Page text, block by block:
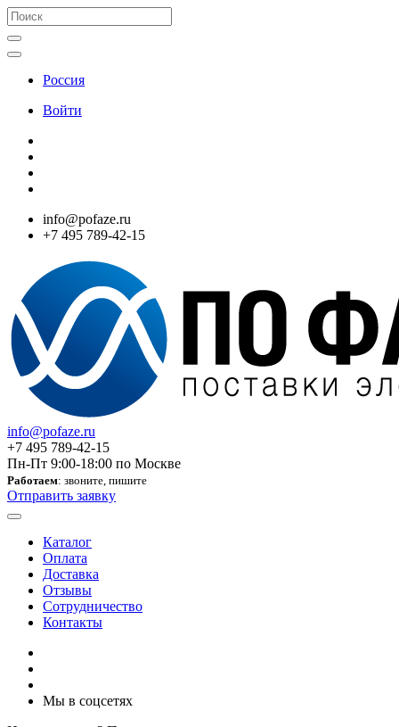
Россия
Войти
info@pofaze.ru
+7 495 789-42-15
info@pofaze.ru
+7 495 789-42-15
Пн-Пт 9:00-18:00 по Москве
Работаем: звоните, пишите
Отправить заявку
Каталог
Оплата
Доставка
Отзывы
Сотрудничество
Контакты
Мы в соцсетях